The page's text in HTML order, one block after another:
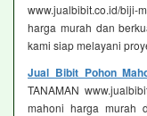
www.jualbibit.co.id/biji-
harga murah dan
kami siap melayani
Jual Bibit Pohon
TANAMAN
mahoni harga murah